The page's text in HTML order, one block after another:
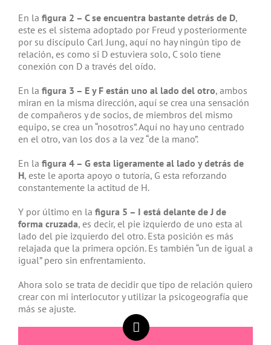
En la figura 2 – C se encuentra bastante detrás de D,
este es el sistema adoptado por Freud y posteriormente
por su discípulo Carl Jung, aquí no hay ningún tipo de
relación, es como si D estuviera solo, C solo tiene
conexión con D a través del oído.
En la figura 3 – E y F están uno al lado del otro, ambos
miran en la misma dirección, aquí se crea una sensación
de compañeros y de socios, de miembros del mismo
equipo, se crea un “nosotros”. Aquí no hay uno centrado
en el otro, van los dos a la vez “de la mano”.
En la figura 4 – G esta ligeramente al lado y detrás de
H, este le aporta apoyo o tutoría, G esta reforzando
constantemente la actitud de H.
Y por último en la figura 5 – I está delante de J de
forma cruzada, es decir, el pie izquierdo de uno esta al
lado del pie izquierdo del otro. Esta posición es más
relajada que la primera opción. Es también “un de igual a
igual” pero sin enfrentamiento.
Ahora solo se trata de decidir que tipo de relación quiero
crear con mi interlocutor y utilizar la psicogeografía que
más se ajuste.